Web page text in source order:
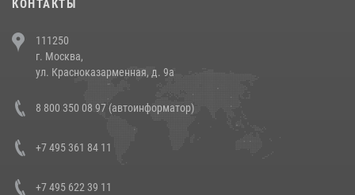
напавших на бригаду скорой помощи (видео)
14 июля 2026, 12:20
В Росгвардии прошла военно-научная конференция по обобщению
боевого опыта
КОНТАКТЫ
111250
г. Москва,
ул. Красноказарменная, д. 9а
8 800 350 08 97 (автоинформатор)
+7 495 361 84 11
+7 495 622 39 11